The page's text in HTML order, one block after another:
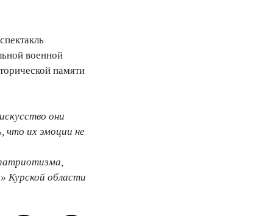
военной
памяти
они
что их эмоции не
Курской области